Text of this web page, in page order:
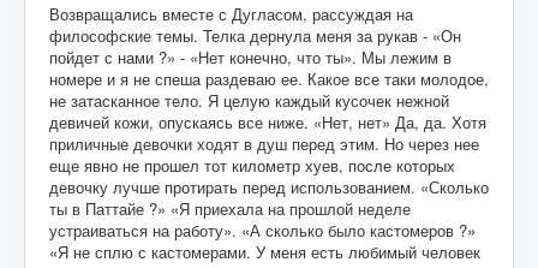
Возвращались вместе с Дугласом, рассуждая на
философские темы. Телка дернула меня за рукав - «Он
пойдет с нами ?» - «Нет конечно, что ты». Мы лежим в
номере и я не спеша раздеваю ее. Какое все таки молодое,
не затасканное тело. Я целую каждый кусочек нежной
девичей кожи, опускаясь все ниже. «Нет, нет» Да, да. Хотя
приличные девочки ходят в душ перед этим. Но через нее
еще явно не прошел тот километр хуев, после которых
девочку лучше протирать перед использованием. «Сколько
ты в Паттайе ?» «Я приехала на прошлой неделе
устраиваться на работу». «А сколько было кастомеров ?»
«Я не сплю с кастомерами. У меня есть любимый человек